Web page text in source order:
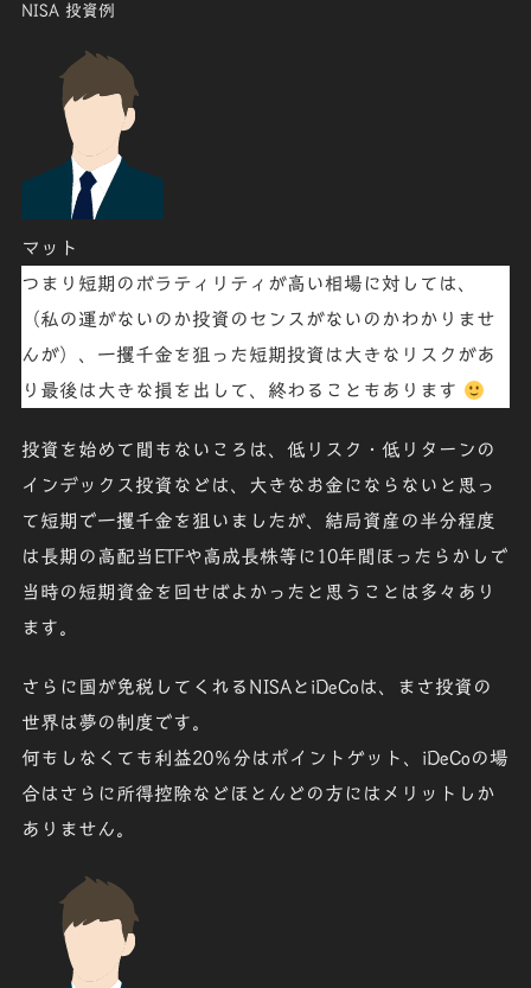
NISA 投資例
マット
つまり短期のボラティリティが高い相場に対しては、
（私の運がないのか投資のセンスがないのかわかりませ
んが）、 一攫千金を狙った短期投資は大きなリスクがあ
り最後は大きな損を出して、終わることもあります
投資を始めて間もないころは、低リスク・低リターンの
インデックス投資などは、大きなお金にならないと思っ
て短期で一攫千金を狙いましたが、結局資産の半分程度
は長期の 高配当ETFや高成長株等に10年間ほったらかしで
当時の短期資金を回せばよかったと思うことは多々あり
ます。
さらに 国が免税 してくれる NISA と iDeCoは、まさ投資の
世界は夢の制度です。
何もしなくても利益20％分はポイントゲット 、iDeCoの場
合はさらに 所得控除などほとんどの方にはメリットしか
ありません。